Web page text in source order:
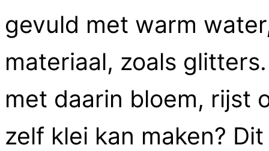
gevuld met warm
materiaal, zoals
met daarin bloem, rijst
zelf klei kan maken?